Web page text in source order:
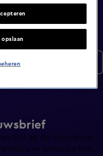
blijf op de hoogte van
en series op KIJK.
opslaan